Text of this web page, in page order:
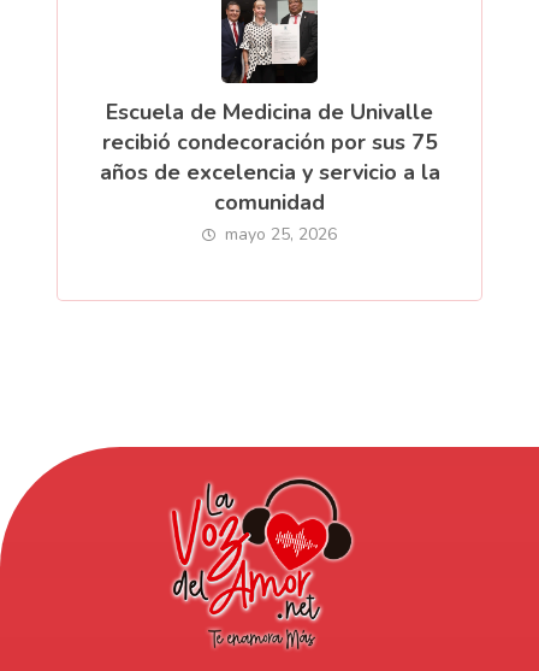
Escuela de Medicina de Univalle
recibió condecoración por sus 75
años de excelencia y servicio a la
comunidad
mayo 25, 2026